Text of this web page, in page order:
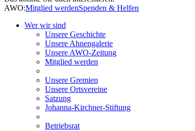
AWO:Mitglied werdenSpenden & Helfen
Wer wir sind
Unsere Geschichte
Unsere Ahnengalerie
Unsere AWO-Zeitung
Mitglied werden
Unsere Gremien
Unsere Ortsvereine
Satzung
Johanna-Kirchner-Stiftung
Betriebsrat